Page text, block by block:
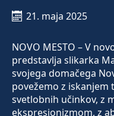
21. maja 2025
NOVO MESTO – V
predstavlja slikarka
svojega domačega
povežemo z
svetlobnih učinkov, z
ekspresionizmom, z